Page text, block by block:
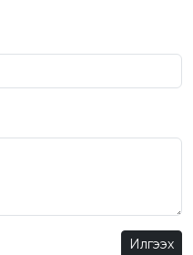
Илгээх